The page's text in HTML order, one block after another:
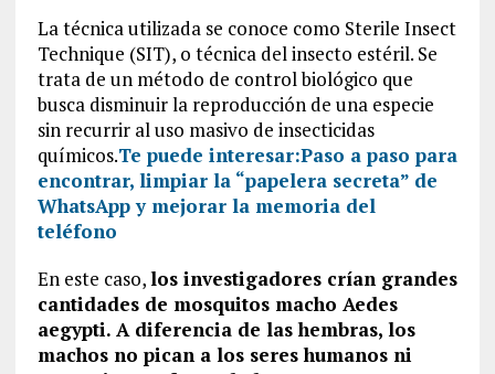
La técnica utilizada se conoce como Sterile Insect
Technique (SIT), o técnica del insecto estéril. Se
trata de un método de control biológico que
busca disminuir la reproducción de una especie
sin recurrir al uso masivo de insecticidas
químicos.Te puede interesar:Paso a paso para
encontrar, limpiar la “papelera secreta” de
WhatsApp y mejorar la memoria del
teléfono
En este caso,los investigadores crían grandes
cantidades de mosquitos macho Aedes
aegypti. A diferencia de las hembras, los
machos no pican a los seres humanos ni